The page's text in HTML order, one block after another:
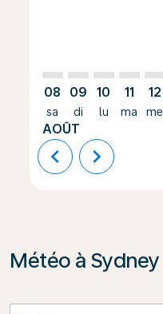
08
sa
AOÛT
09
di
10
lu
11
ma
12
me
chevron_left chevron_right
Météo à Sydney